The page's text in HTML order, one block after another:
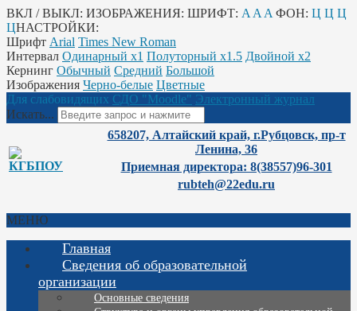
ВКЛ / ВЫКЛ: ИЗОБРАЖЕНИЯ: ШРИФТ: A A A ФОН: Ц Ц Ц
ЦНАСТРОЙКИ:
Шрифт Arial Times New Roman
Интервал Одинарный х1 Полуторный х1.5 Двойной х2
Кернинг Обычный Средний Большой
Изображения Черно-белые Цветные
Для слабовидящих СДО "Moodle" Электронный журнал
Искать...
658207, Алтайский край, г.Рубцовск, пр-т
Ленина, 36
Приемная директора: 8(38557)96-301
rubteh@22edu.ru
МЕНЮ
Главная
Сведения об образовательной
организации
Основные сведения